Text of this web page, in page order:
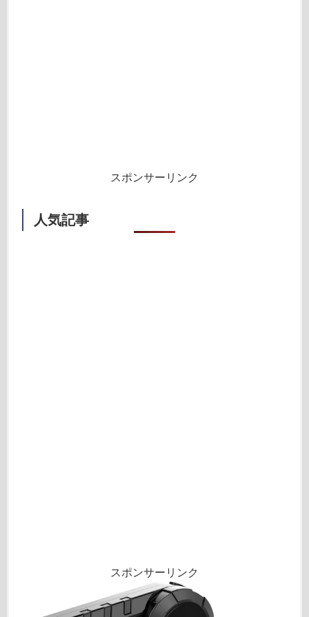
スポンサーリンク
人気記事
スポンサーリンク